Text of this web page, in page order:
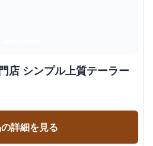
店 シンプル上質テーラー
詳細を見る